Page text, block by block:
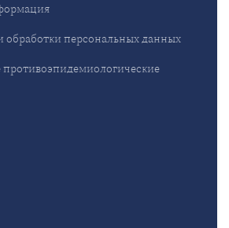
персональных данных